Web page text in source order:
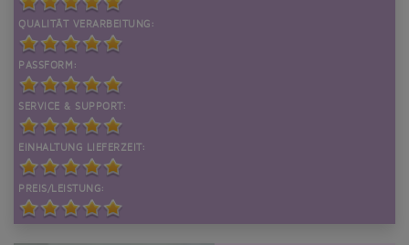
QUALITÄT VERARBEITUNG:
PASSFORM:
SERVICE & SUPPORT:
EINHALTUNG LIEFERZEIT:
PREIS/LEISTUNG: